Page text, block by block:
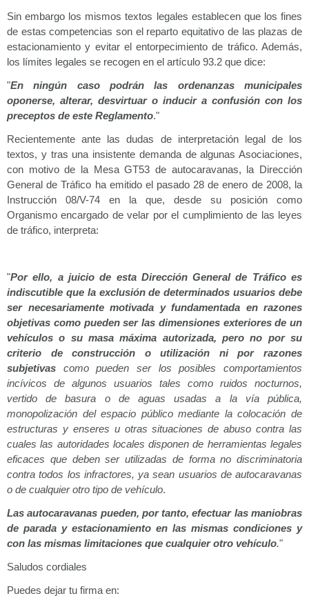
Sin embargo los mismos textos legales establecen que los fines
de estas competencias son el reparto equitativo de las plazas de
estacionamiento y evitar el entorpecimiento de tráfico. Además,
los límites legales se recogen en el artículo 93.2 que dice:
"En ningún caso podrán las ordenanzas municipales
oponerse, alterar, desvirtuar o inducir a confusión con los
preceptos de este Reglamento."
Recientemente ante las dudas de interpretación legal de los
textos, y tras una insistente demanda de algunas Asociaciones,
con motivo de la Mesa GT53 de autocaravanas, la Dirección
General de Tráfico ha emitido el pasado 28 de enero de 2008, la
Instrucción 08/V-74 en la que, desde su posición como
Organismo encargado de velar por el cumplimiento de las leyes
de tráfico, interpreta:
"Por ello, a juicio de esta Dirección General de Tráfico es
indiscutible que la exclusión de determinados usuarios debe
ser necesariamente motivada y fundamentada en razones
objetivas como pueden ser las dimensiones exteriores de un
vehículos o su masa máxima autorizada, pero no por su
criterio de construcción o utilización ni por razones
subjetivas como pueden ser los posibles comportamientos
incívicos de algunos usuarios tales como ruidos nocturnos,
vertido de basura o de aguas usadas a la vía pública,
monopolización del espacio público mediante la colocación de
estructuras y enseres u otras situaciones de abuso contra las
cuales las autoridades locales disponen de herramientas legales
eficaces que deben ser utilizadas de forma no discriminatoria
contra todos los infractores, ya sean usuarios de autocaravanas
o de cualquier otro tipo de vehículo.
Las autocaravanas pueden, por tanto, efectuar las maniobras
de parada y estacionamiento en las mismas condiciones y
con las mismas limitaciones que cualquier otro vehículo."
Saludos cordiales
Puedes dejar tu firma en: